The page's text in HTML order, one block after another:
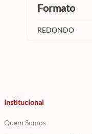
formato
REDONDO
Institucional
Quem Somos